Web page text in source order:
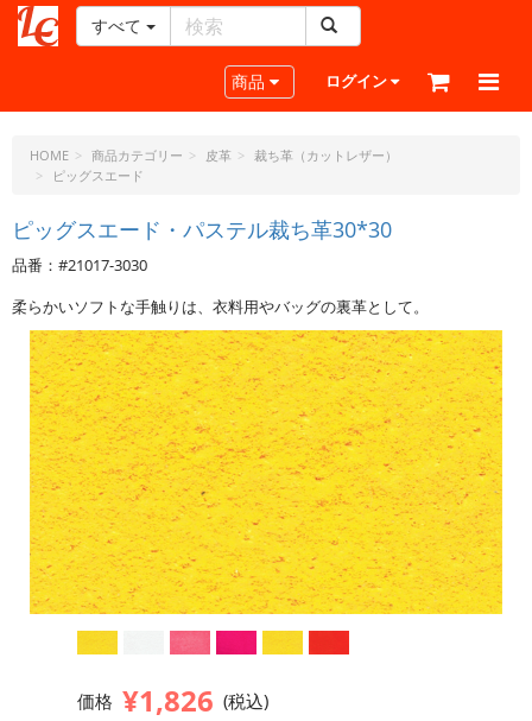
ー
ラ
フ
ド
ッ
ト・
ジ
ェ
ー
ピ
ー
すべて
Toggle navigation
商品 ログイン
HOME 商品カテゴリー 皮革
裁ち革（カットレザー）
ピッグスエード
ピッグスエード・パステル裁ち革30*30
品番：#21017-3030
柔らかいソフトな手触りは、衣料用やバッグの裏革として。
価格 ¥1,826 (税込)